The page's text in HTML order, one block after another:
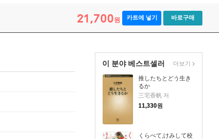
21,700원 카트에 넣기 바로구매
이 분야 베스트셀러
推したちとどう生き
るか
三宅香帆 저
11,330원
くらべて,けみして校
더보기